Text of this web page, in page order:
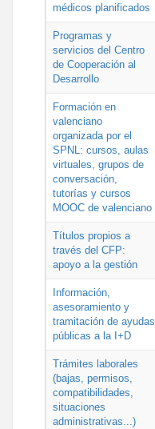
médicos planificados
Programas y
servicios del Centro
de Cooperación al
Desarrollo
Formación en
valenciano
organizada por el
SPNL: cursos, aulas
virtuales, grupos de
conversación,
tutorías y cursos
MOOC de valenciano
Títulos propios a
través del CFP:
apoyo a la gestión
Información,
asesoramiento y
tramitación de ayudas
públicas a la I+D
Trámites laborales
(bajas, permisos,
compatibilidades,
situaciones
administrativas...)